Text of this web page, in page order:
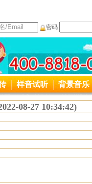
密码
一服务热线变更公司400-
接入号码4006889027变更为
样音试听 背景音乐
08-27 10:34:42)